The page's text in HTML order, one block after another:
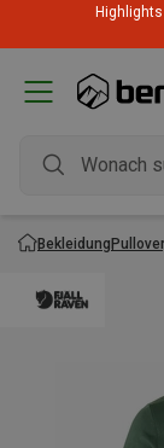
Bekleidung